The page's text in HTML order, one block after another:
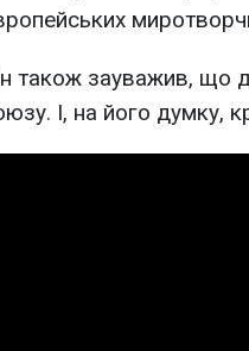
також зауважив, що
І, на його думку,